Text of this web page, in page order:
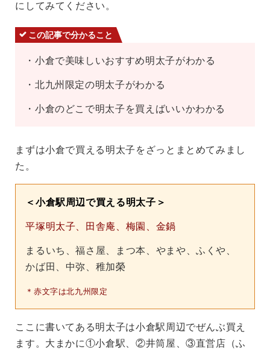
にしてみてください。
この記事で分かること
・小倉で美味しいおすすめ明太子がわかる
・北九州限定の明太子がわかる
・小倉のどこで明太子を買えばいいかわかる
まずは小倉で買える明太子をざっとまとめてみまし
た。
＜小倉駅周辺で買える明太子＞
平塚明太子、田舎庵、梅園、金鍋
まるいち、福さ屋、まつ本、やまや、ふくや、
かば田、中弥、稚加榮
＊赤文字は北九州限定
ここに書いてある明太子は小倉駅周辺でぜんぶ買え
ます。大まかに①小倉駅、②井筒屋、③直営店（ふ